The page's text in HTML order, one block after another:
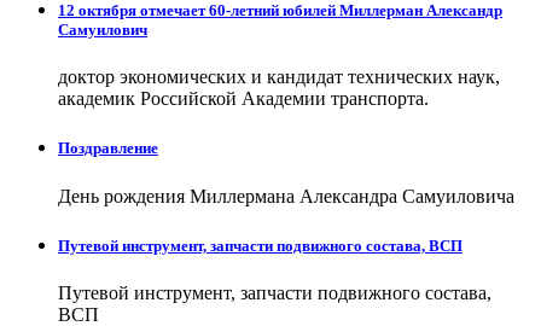
12 октября отмечает 60-летний юбилей Миллерман Александр
Самуилович
доктор экономических и кандидат технических наук,
академик Российской Академии транспорта.
Поздравление
День рождения Миллермана Александра Самуиловича
Путевой инструмент, запчасти подвижного состава, ВСП
Путевой инструмент, запчасти подвижного состава,
ВСП